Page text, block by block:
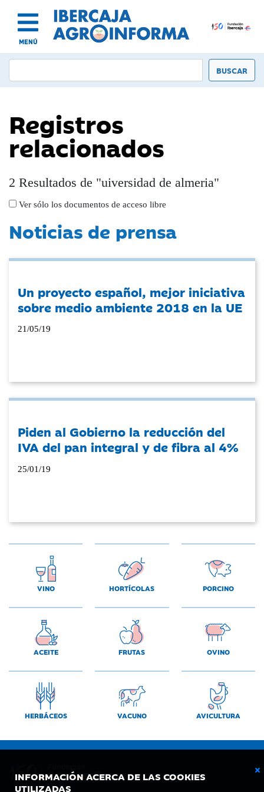
MENÚ
INFORMACIÓN ACERCA DE LAS COOKIES
UTILIZADAS
Registros
relacionados
2 Resultados de "uiversidad de almeria"
Ver sólo los documentos de acceso libre
Noticias de prensa
Un proyecto español, mejor iniciativa
sobre medio ambiente 2018 en la UE
21/05/19
Piden al Gobierno la reducción del
IVA del pan integral y de fibra al 4%
25/01/19
VINO HORTÍCOLAS PORCINO
ACEITE FRUTAS OVINO
HERBÁCEOS VACUNO AVICULTURA